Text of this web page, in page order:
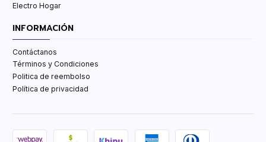
Electro Hogar
INFORMACIÓN
Contáctanos
Términos y Condiciones
Politica de reembolso
Política de privacidad